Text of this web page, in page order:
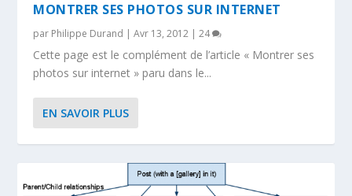
MONTRER SES PHOTOS SUR INTERNET
par Philippe Durand |Avr 13, 2012 |24
Cette page est le complément de l’article « Montrer ses
photos sur internet » paru dans le...
EN SAVOIR PLUS